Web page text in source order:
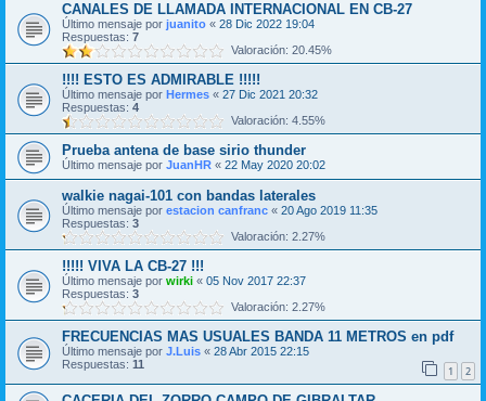
CANALES DE LLAMADA INTERNACIONAL EN CB-27
Último mensaje por juanito « 28 Dic 2022 19:04
Respuestas: 7
Valoración: 20.45%
!!!! ESTO ES ADMIRABLE !!!!!
Último mensaje por Hermes « 27 Dic 2021 20:32
Respuestas: 4
Valoración: 4.55%
Prueba antena de base sirio thunder
Último mensaje por JuanHR « 22 May 2020 20:02
walkie nagai-101 con bandas laterales
Último mensaje por estacion canfranc « 20 Ago 2019 11:35
Respuestas: 3
Valoración: 2.27%
!!!!! VIVA LA CB-27 !!!
Último mensaje por wirki « 05 Nov 2017 22:37
Respuestas: 3
Valoración: 2.27%
FRECUENCIAS MAS USUALES BANDA 11 METROS en pdf
Último mensaje por J.Luis « 28 Abr 2015 22:15
Respuestas: 11 1 2